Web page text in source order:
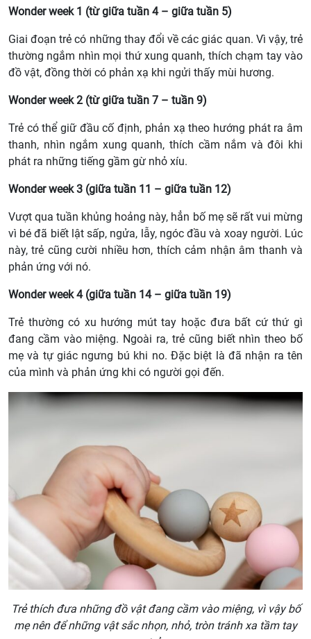
Wonder week 1 (từ giữa tuần 4 – giữa tuần 5)
Giai đoạn trẻ có những thay đổi về các giác quan. Vì vậy, trẻ
thường ngắm nhìn mọi thứ xung quanh, thích chạm tay vào
đồ vật, đồng thời có phản xạ khi ngửi thấy mùi hương.
Wonder week 2 (từ giữa tuần 7 – tuần 9)
Trẻ có thể giữ đầu cố định, phản xạ theo hướng phát ra âm
thanh, nhìn ngắm xung quanh, thích cầm nắm và đôi khi
phát ra những tiếng gầm gừ nhỏ xíu.
Wonder week 3 (giữa tuần 11 – giữa tuần 12)
Vượt qua tuần khủng hoảng này, hẳn bố mẹ sẽ rất vui mừng
vì bé đã biết lật sấp, ngửa, lẫy, ngóc đầu và xoay người. Lúc
này, trẻ cũng cười nhiều hơn, thích cảm nhận âm thanh và
phản ứng với nó.
Wonder week 4 (giữa tuần 14 – giữa tuần 19)
Trẻ thường có xu hướng mút tay hoặc đưa bất cứ thứ gì
đang cầm vào miệng. Ngoài ra, trẻ cũng biết nhìn theo bố
mẹ và tự giác ngưng bú khi no. Đặc biệt là đã nhận ra tên
của mình và phản ứng khi có người gọi đến.
Trẻ thích đưa những đồ vật đang cầm vào miệng, vì vậy bố
mẹ nên để những vật sắc nhọn, nhỏ, tròn tránh xa tầm tay